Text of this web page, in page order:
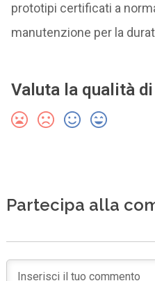
prototipi certificati a
manutenzione per la
Valuta la qualità
Partecipa alla